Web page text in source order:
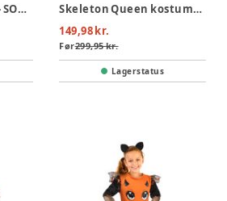
Vampiress kostume - SORT/RØD
Skeleton Queen kostume - SORT
149,98 kr.
Før299,95 kr.
Lagerstatus